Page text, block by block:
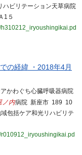
ハビリテーション天草病院
1５
の経緯 ・2018年4月
かわぐち心臓呼吸器病院
ノ内病院 新座市 189 10
包括ケア和光リハビリテ